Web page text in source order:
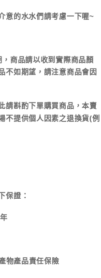
意的水水們請考慮一下喔~
商品請以收到實際商品顏
不如期望，請注意商品會因
請斟酌下單購買商品，本賣
不提供個人因素之退換貨(例
保證：
物產品責任保險